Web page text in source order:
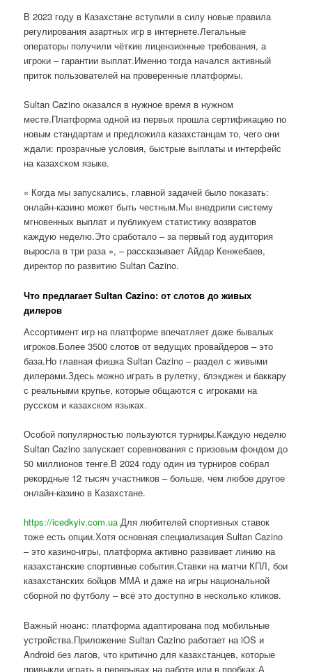
В 2023 году в Казахстане вступили в силу новые правила
регулирования азартных игр в интернете.Легальные
операторы получили чёткие лицензионные требования, а
игроки – гарантии выплат.Именно тогда начался активный
приток пользователей на проверенные платформы.
Sultan Cazino оказался в нужное время в нужном
месте.Платформа одной из первых прошла сертификацию по
новым стандартам и предложила казахстанцам то, чего они
ждали: прозрачные условия, быстрые выплаты и интерфейс
на казахском языке.
« Когда мы запускались, главной задачей было показать:
онлайн-казино может быть честным.Мы внедрили систему
мгновенных выплат и публикуем статистику возвратов
каждую неделю.Это сработало – за первый год аудитория
выросла в три раза », – рассказывает Айдар Кенжебаев,
директор по развитию Sultan Cazino.
Что предлагает Sultan Cazino: от слотов до живых
дилеров
Ассортимент игр на платформе впечатляет даже бывалых
игроков.Более 3500 слотов от ведущих провайдеров – это
база.Но главная фишка Sultan Cazino – раздел с живыми
дилерами.Здесь можно играть в рулетку, блэкджек и баккару
с реальными крупье, которые общаются с игроками на
русском и казахском языках.
Особой популярностью пользуются турниры.Каждую неделю
Sultan Cazino запускает соревнования с призовым фондом до
50 миллионов тенге.В 2024 году один из турниров собрал
рекордные 12 тысяч участников – больше, чем любое другое
онлайн-казино в Казахстане.
https://icedkyiv.com.ua Для любителей спортивных ставок
тоже есть опции.Хотя основная специализация Sultan Cazino
– это казино-игры, платформа активно развивает линию на
казахстанские спортивные события.Ставки на матчи КПЛ, бои
казахстанских бойцов ММА и даже на игры национальной
сборной по футболу – всё это доступно в несколько кликов.
Важный нюанс: платформа адаптирована под мобильные
устройства.Приложение Sultan Cazino работает на iOS и
Android без лагов, что критично для казахстанцев, которые
привыкли играть в перерывах на работе или в пробках.А